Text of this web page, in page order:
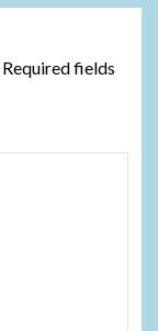
Required fields